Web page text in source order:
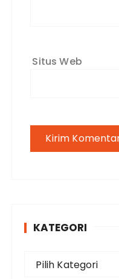
Situs Web
KATEGORI
Pilih Kategori